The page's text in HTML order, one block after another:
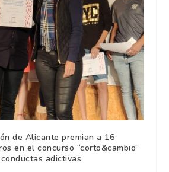
de Alicante premian a 16
en el concurso “corto&cambio”
adictivas